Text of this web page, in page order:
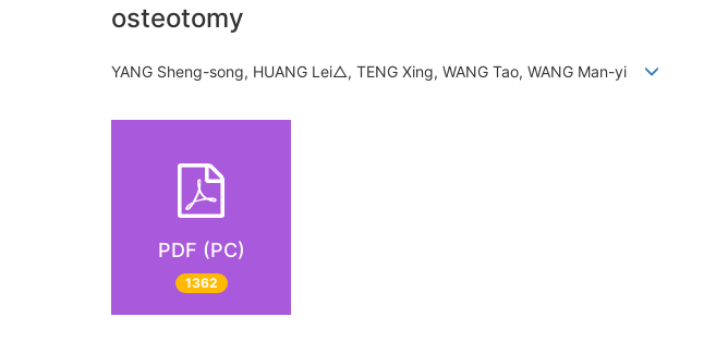
osteotomy
YANG Sheng-song, HUANG Lei△, TENG Xing, WANG Tao, WANG Man-yi
PDF (PC)
1362